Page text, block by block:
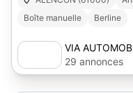
Boîte manuelle
Berline
VIA
29 annonces